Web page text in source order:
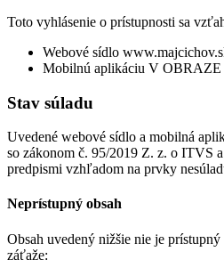
Toto vyhlásenie o prístupnosti sa
Webové sídlo
Mobilnú aplikáciu V OBRAZE
Stav súladu
Uvedené webové sídlo a mobilná
so zákonom č. 95/2019 Z. z. o ITVS
predpismi vzhľadom na prvky
Neprístupný obsah
Obsah uvedený nižšie nie je
záťaže: